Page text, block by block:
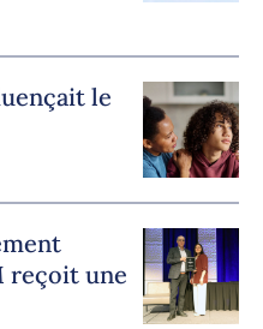
le
reçoit une